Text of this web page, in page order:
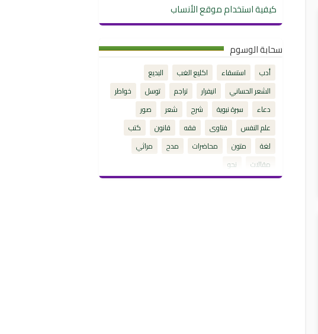
كيفية استخدام موقع الأنساب
سحابة الوسوم
أدب استسقاء اكليع الغب
البديع
الشعر الحساني
انيفرار تراجم توسل
خواطر
دعاء
سيرة نبوية شرح شعر
صور
علم النفس
فتاوى فقه قانون
كتب
لغة
متون محاضرات مدح
مراثي
مقالات
نحو